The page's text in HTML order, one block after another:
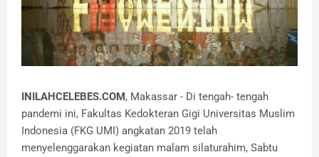
INILAHCELEBES.COM, Makassar - Di tengah- tengah
pandemi ini, Fakultas Kedokteran Gigi Universitas Muslim
Indonesia (FKG UMI) angkatan 2019 telah
menyelenggarakan kegiatan malam silaturahim, Sabtu